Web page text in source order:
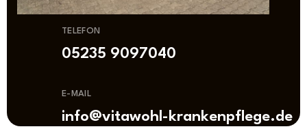
TELEFON
05235 9097040
E-MAIL
info@vitawohl-krankenpflege.de